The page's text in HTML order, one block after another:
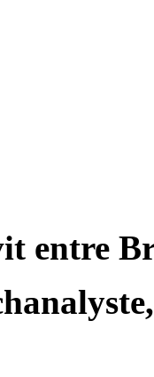
entre